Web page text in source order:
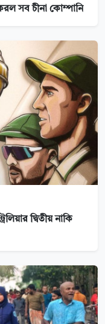
সব চীনা কোম্পানি
দ্বিতীয় নাকি